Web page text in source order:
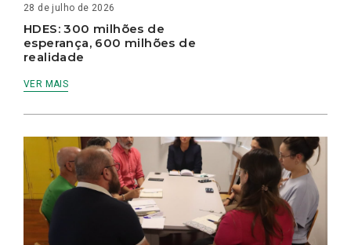
28 de julho de 2026
HDES: 300 milhões de
esperança, 600 milhões de
realidade
VER MAIS